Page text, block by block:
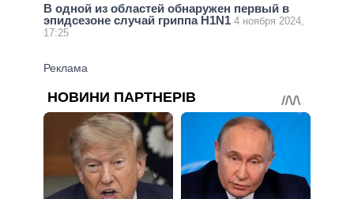
В одной из областей обнаружен первый в
эпидсезоне случай гриппа H1N1 4 ноября 2024,
17:25